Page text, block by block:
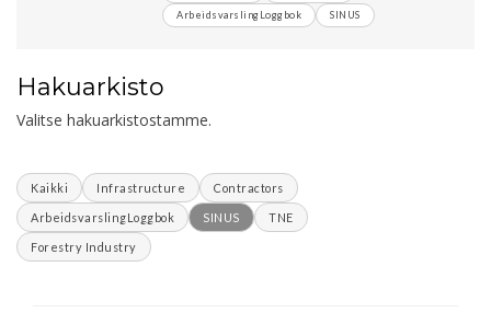
ArbeidsvarslingLoggbok
SINUS
Hakuarkisto
Valitse hakuarkistostamme.
Kaikki Infrastructure Contractors
ArbeidsvarslingLoggbok SINUS TNE
Forestry Industry